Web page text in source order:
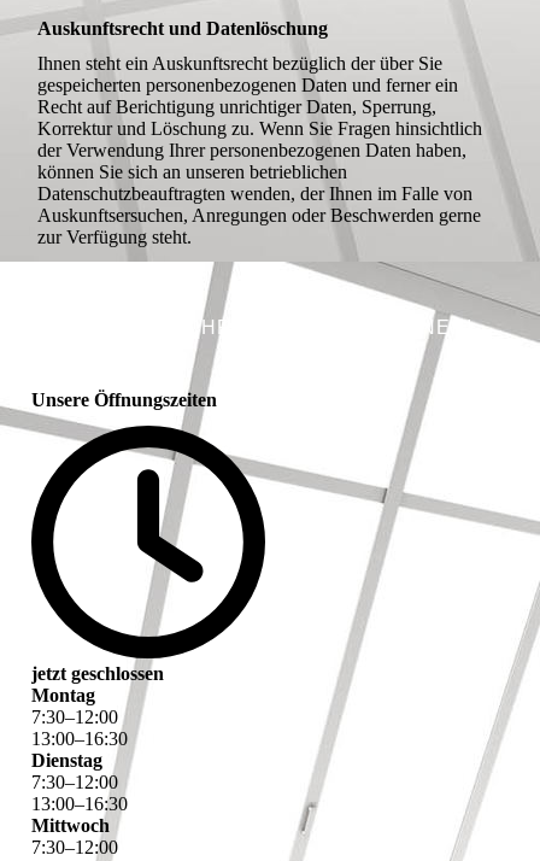
Auskunftsrecht und Datenlöschung
Ihnen steht ein Auskunftsrecht bezüglich der über Sie
gespeicherten personenbezogenen Daten und ferner ein
Recht auf Berichtigung unrichtiger Daten, Sperrung,
Korrektur und Löschung zu. Wenn Sie Fragen hinsichtlich
der Verwendung Ihrer personenbezogenen Daten haben,
können Sie sich an unseren betrieblichen
Datenschutzbeauftragten wenden, der Ihnen im Falle von
Auskunftsersuchen, Anregungen oder Beschwerden gerne
zur Verfügung steht.
WIE DER SCHREINER KANNS KEINER!
Unsere Öffnungszeiten
jetzt geschlossen
Montag
7:30–12:00
13:00–16:30
Dienstag
7:30–12:00
13:00–16:30
Mittwoch
7:30–12:00